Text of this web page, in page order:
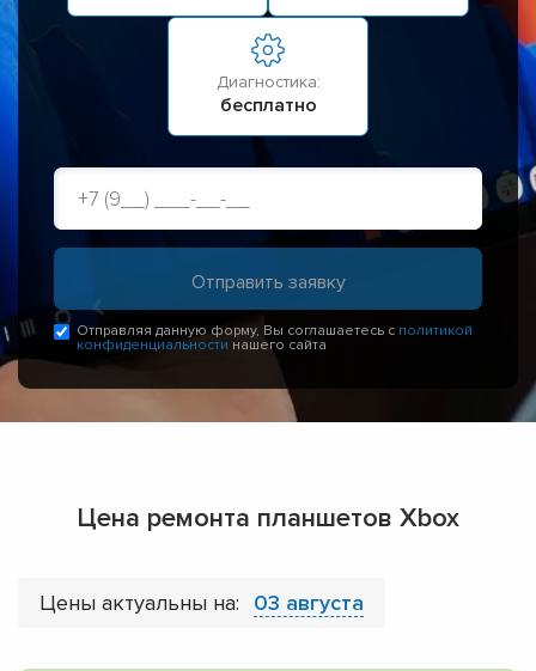
Диагностика:
бесплатно
Отправляя данную форму, Вы соглашаетесь с политикой
конфиденциальности нашего сайта
Цена ремонта планшетов Xbox
Цены актуальны на: 03 августа